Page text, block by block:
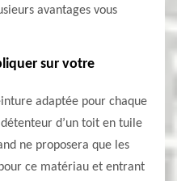
avantages vous
sur votre
adaptée pour chaque
d’un toit en tuile
ne proposera que les
ce matériau et entrant